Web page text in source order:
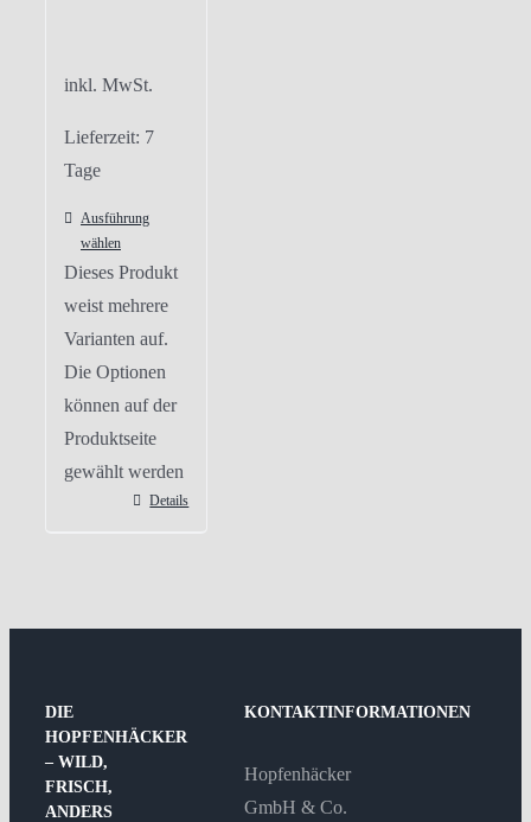
inkl. MwSt.
Lieferzeit: 7
Tage
Ausführung
wählen
Dieses Produkt
weist mehrere
Varianten auf.
Die Optionen
können auf der
Produktseite
gewählt werden
Details
DIE
HOPFENHÄCKER
– WILD,
FRISCH,
ANDERS
KONTAKTINFORMATIONEN
Hopfenhäcker
GmbH & Co.